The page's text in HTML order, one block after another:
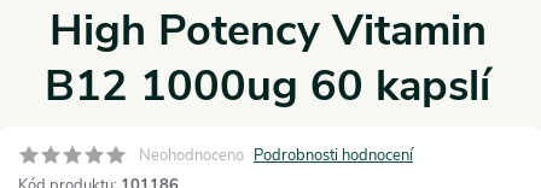
High Potency Vitamin
B12 1000ug 60 kapslí
Neohodnoceno Podrobnosti hodnocení